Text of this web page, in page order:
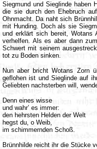
Siegmund und Sieglinde haben
die sie durch den Ehebruch
Ohnmacht. Da naht sich
mit Hunding. Doch als sie
und erklärt sich bereit, Wotans
verhelfen. Als es aber dann
Schwert mit seinem
tot zu Boden sinken.
Nun aber bricht Wotans Zorn
geflohen ist und Sieglinde auf
Geliebten nachsterben will,
Denn eines wisse
und wahr’ es immer:
den hehrsten Helden der Welt
hegst du, o Weib,
im schimmernden Schoß.
Brünnhilde reicht ihr die Stücke